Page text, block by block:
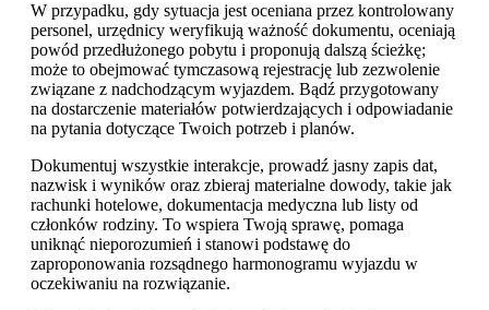
W przypadku, gdy sytuacja jest oceniana przez kontrolowany
personel, urzędnicy weryfikują ważność dokumentu, oceniają
powód przedłużonego pobytu i proponują dalszą ścieżkę;
może to obejmować tymczasową rejestrację lub zezwolenie
związane z nadchodzącym wyjazdem. Bądź przygotowany
na dostarczenie materiałów potwierdzających i odpowiadanie
na pytania dotyczące Twoich potrzeb i planów.
Dokumentuj wszystkie interakcje, prowadź jasny zapis dat,
nazwisk i wyników oraz zbieraj materialne dowody, takie jak
rachunki hotelowe, dokumentacja medyczna lub listy od
członków rodziny. To wspiera Twoją sprawę, pomaga
uniknąć nieporozumień i stanowi podstawę do
zaproponowania rozsądnego harmonogramu wyjazdu w
oczekiwaniu na rozwiązanie.